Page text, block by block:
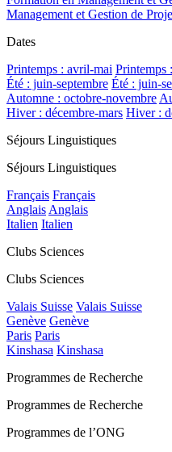
Management et Gestion de
Dates
Printemps : avril-mai Printemps
Été : juin-septembre Été : juin-
Automne : octobre-novembre
Hiver : décembre-mars Hiver :
Séjours Linguistiques
Séjours Linguistiques
Français Français
AnglaisAnglais
Italien Italien
Clubs Sciences
Clubs Sciences
Valais Suisse Valais Suisse
Genève Genève
Paris Paris
Kinshasa Kinshasa
Programmes de Recherche
Programmes de Recherche
Programmes de l’ONG